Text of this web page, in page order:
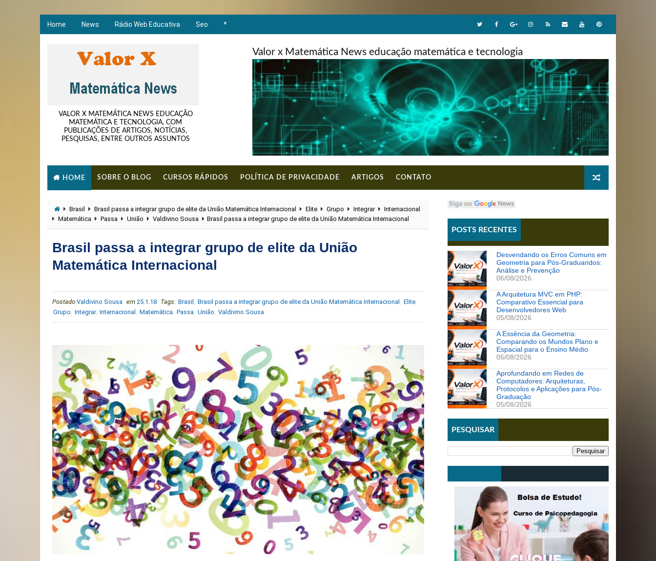
Home News Rádio Web Educativa Seo *
VALOR X MATEMÁTICA NEWS EDUCAÇÃO
MATEMÁTICA E TECNOLOGIA, COM
PUBLICAÇÕES DE ARTIGOS, NOTÍCIAS,
PESQUISAS, ENTRE OUTROS ASSUNTOS
Valor x Matemática News educação matemática e tecnologia
HOME SOBRE O BLOG CURSOS RÁPIDOS POLÍTICA DE PRIVACIDADE ARTIGOS CONTATO
Brasil Brasil passa a integrar grupo de elite da União Matemática Internacional Elite Grupo Integrar
Internacional
Matemática
Passa União Valdivino Sousa Brasil passa a integrar grupo de elite da União Matemática Internacional
Brasil passa a integrar grupo de elite da União
Matemática Internacional
Postado Valdivino Sousa em 25.1.18 Tags: Brasil Brasil passa a integrar grupo de elite da União Matemática Internacional Elite
Grupo Integrar, Internacional Matemática Passa União Valdivino Sousa
POSTS RECENTES
Desvendando os Erros Comuns em
Geometria para Pós-Graduandos:
Análise e Prevenção
06/08/2026
A Arquitetura MVC em PHP:
Comparativo Essencial para
Desenvolvedores Web
05/08/2026
A Essência da Geometria:
Comparando os Mundos Plano e
Espacial para o Ensino Médio
05/08/2026
Aprofundando em Redes de
Computadores: Arquiteturas,
Protocolos e Aplicações para Pós-
Graduação
05/08/2026
PESQUISAR